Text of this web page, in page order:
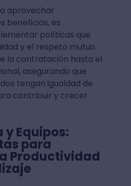
aprovechar
beneficios, es
políticas que
y el respeto mutuo.
la contratación hasta el
asegurando que
tengan igualdad de
contribuir y crecer.
Equipos:
para
Productividad